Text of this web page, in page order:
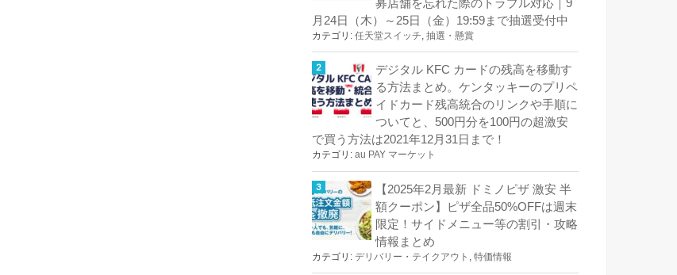
募店舗を忘れた際のトラブル対応｜9
月24日（木）～25日（金）19:59まで抽選受付中
カテゴリ: 任天堂スイッチ, 抽選・懸賞
デジタル KFC カードの残高を移動す
る方法まとめ。ケンタッキーのプリペ
イドカード残高統合のリンクや手順に
ついてと、500円分を100円の超激安
で買う方法は2021年12月31日まで！
カテゴリ: au PAY マーケット
【2025年2月最新 ドミノピザ 激安 半
額クーポン】ピザ全品50%OFFは週末
限定！サイドメニュー等の割引・攻略
情報まとめ
カテゴリ: デリバリー・テイクアウト 特価情報